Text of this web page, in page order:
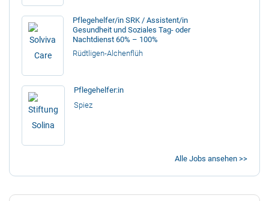
Pflegehelfer/in SRK / Assistent/in
Gesundheit und Soziales Tag- oder
Nachtdienst 60% – 100%
Rüdtligen-Alchenflüh
Pflegehelfer:in
Spiez
Alle Jobs ansehen >>